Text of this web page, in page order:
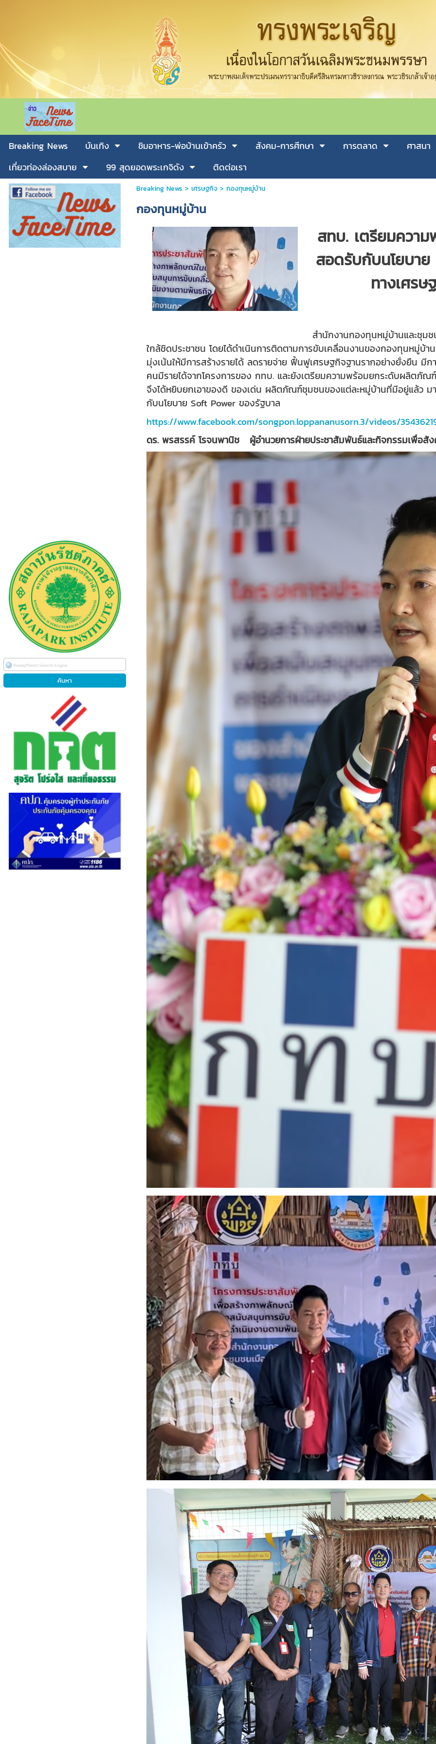
Breaking News บันเทิง ชิมอาหาร-พ่อบ้านเข้าครัว สังคม-การศีกษา การตลาด
ศาสนา
เที่ยวท่องล่องสบาย
99 สุดยอดพระเกจิดัง ติดต่อเรา
Breaking News > เศรษฐกิจ> กองทุนหมู่บ้าน
กองทุนหมู่บ้าน
สทบ. เตรียมควา
สอดรับกับนโยบาย
ทางเศร
สำนักงานกองทุนหมู่บ้านและชุม
ใกล้ชิดประชาชน โดยได้ดำเนินการติดตามการขับเคลื่อนงานของกองทุนหมู่
มุ่งเน้นให้มีการสร้างรายได้ ลดรายจ่าย ฟื้นฟูเศรษฐกิจฐานรากอย่างยั่งยืน มี
คนมีรายได้จากโครงการของ กทบ. และยังเตรียมความพร้อมยกระดับผลิตภั
จึงได้หยิบยกเอาของดี ของเด่น ผลิตภัณฑ์ชุมชนของแต่ละหมู่บ้านที่มีอยู่แล้ว
กับนโยบายSoft Power ของรัฐบาล
https://www.facebook.com/songpon.loppananusorn.3/videos/
ดร. พรสรรค์ โรจนพานิช ผู้อํานวยการฝ่ายประชาสัมพันธ์และกิจกรรมเพื่อสั